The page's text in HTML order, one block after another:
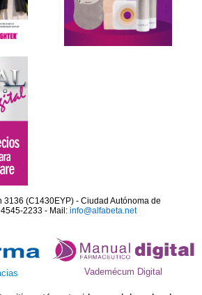
3136 (C1430EYP) - Ciudad Autónoma de
2233 - Mail: info@alfabeta.net
Vademécum Digital